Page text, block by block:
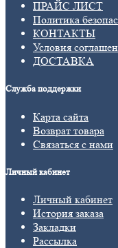
ПРАЙС ЛИСТ
Политика
КОНТАКТЫ
Условия
ДОСТАВКА
Служба поддержки
Карта сайта
Возврат товара
Связаться с нами
Личный кабинет
Личный кабинет
История заказа
Закладки
Рассылка